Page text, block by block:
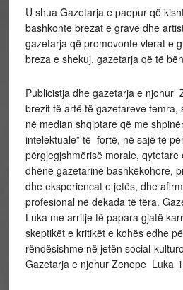
U shua Gazetarja e paepur që
bashkonte brezat e grave dhe
gazetarja që promovonte vlerat e
breza e shekuj, gazetarja që të
Publicistja dhe gazetarja e njohur
brezit të artë të gazetareve femra,
në median shqiptare që me
intelektuale” të fortë, në sajë të
përgjegjshmërisë morale, qytetare
dhënë gazetarinë bashkëkohore,
dhe eksperiencat e jetës, dhe
profesional në dekada të tëra.
Luka me arritje të papara gjatë
skeptikët e kritikët e kohës edhe
rëndësishme në jetën social-
Gazetarja e njohur Zenepe Luka